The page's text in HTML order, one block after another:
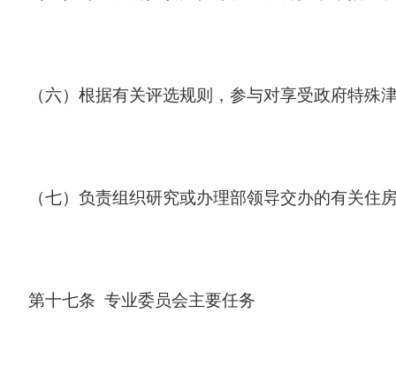
（六）根据有关评选规则，参与对享受政府特
（七）负责组织研究或办理部领导交办的有关住
第十七条 专业委员会主要任务